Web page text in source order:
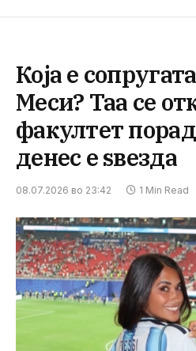
Која е
Меси? Таа се
факултет
денес е ѕвезда
08.07.2026 во 23:42 1 Min Read